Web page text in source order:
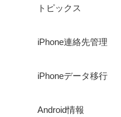
トピックス
iPhone連絡先管理
iPhoneデータ移行
Android情報